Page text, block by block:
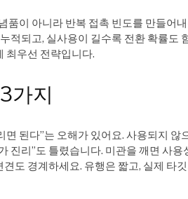
품이 아니라 반복 접촉 빈도를 만들어
적되고, 실사용이 길수록 전환 확률도
최우선 전략입니다.
가지
면 된다”는 오해가 있어요. 사용되지
진리”도 틀렸습니다. 미관을 깨면 사
견도 경계하세요. 유행은 짧고, 실제 타